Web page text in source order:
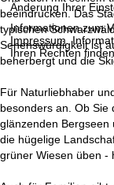
Änderung Ihrer
Informationen zum
Impressum.
Ihren Rechten
beeindrucken. Das
typischen
Sehenswürdigkeit ist
beherbergt und die
Für Naturliebhaber
besonders an. Ob Sie
glänzenden Bergseen
die hügelige
grüner Wiesen üben -